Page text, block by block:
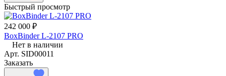
Быстрый просмотр
242 000 ₽
BoxBinder L-2107 PRO
Нет в наличии
Арт. SID00011
Заказать